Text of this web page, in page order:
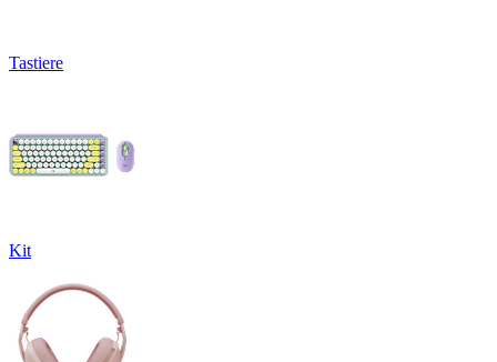
Tastiere
Kit